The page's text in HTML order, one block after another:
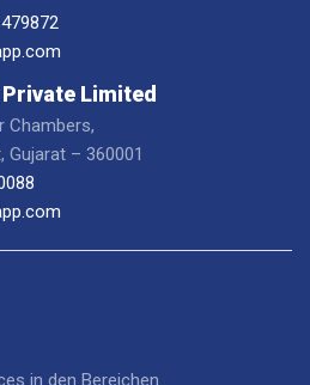
Limited
Chambers,
Gujarat – 360001
in den Bereichen